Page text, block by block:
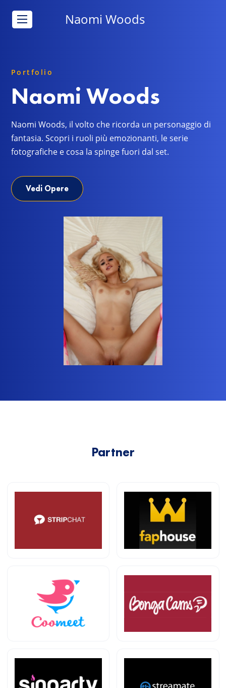
Naomi Woods
Portfolio
Naomi Woods
Naomi Woods, il volto che ricorda un personaggio di
fantasia. Scopri i ruoli più emozionanti, le serie
fotografiche e cosa la spinge fuori dal set.
Vedi Opere
Partner